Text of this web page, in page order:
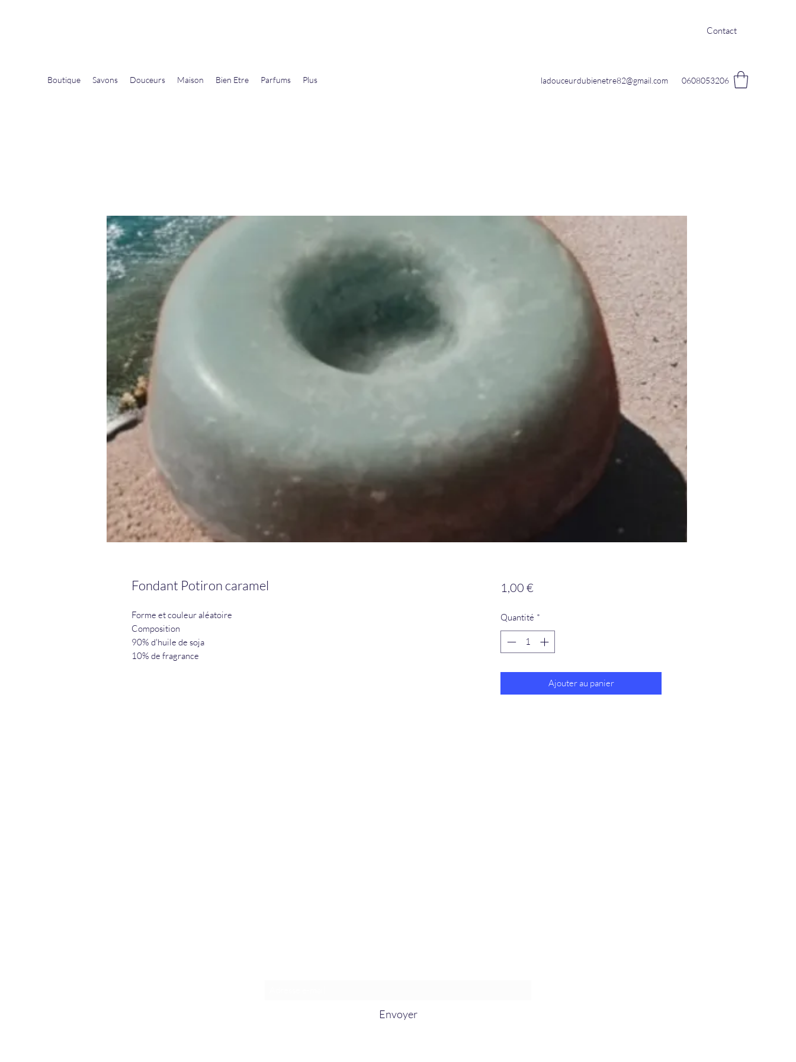
Contact
Boutique Savons Douceurs Maison Bien Etre Parfums Plus ladouceurdubienetre82@gmail.com 0608053206
Fondant Potiron caramel
Forme et couleur aléatoire
Composition
90% d'huile de soja
10% de fragrance
1,00 €
Quantité *
Ajouter au panier
Envoyer